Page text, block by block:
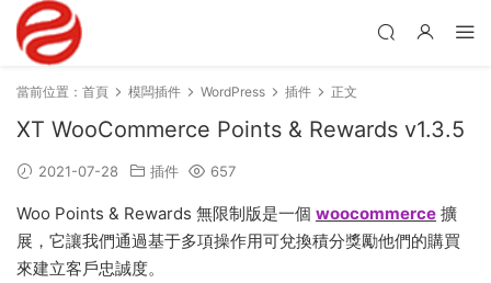
當前位置： 首頁 模闆插件 WordPress 插件 正文
XT WooCommerce Points & Rewards v1.3.5
2021-07-28 插件 657
Woo Points & Rewards 無限制版是一個 woocommerce 擴
展，它讓我們通過基于多項操作用可兌換積分獎勵他們的購買
來建立客戶忠誠度。